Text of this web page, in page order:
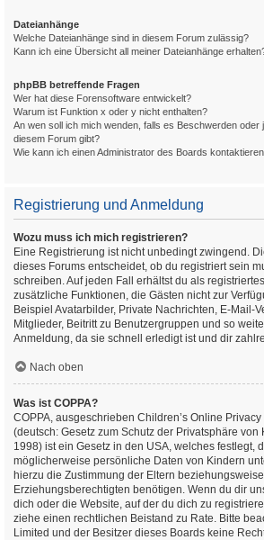
Dateianhänge
Welche Dateianhänge sind in diesem Forum zulässig?
Kann ich eine Übersicht all meiner Dateianhänge
phpBB betreffende Fragen
Wer hat diese Forensoftware entwickelt?
Warum ist Funktion x oder y nicht enthalten?
An wen soll ich mich wenden, falls es Beschwerden oder
diesem Forum gibt?
Wie kann ich einen Administrator des Boards
Registrierung und Anmeldung
Wozu muss ich mich registrieren?
Eine Registrierung ist nicht unbedingt zwingend.
dieses Forums entscheidet, ob du registriert sein
schreiben. Auf jeden Fall erhältst du als
zusätzliche Funktionen, die Gästen nicht zur
Beispiel Avatarbilder, Private Nachrichten, E-Mail-
Mitglieder, Beitritt zu Benutzergruppen und so
Anmeldung, da sie schnell erledigt ist und dir
Nach oben
Was ist COPPA?
COPPA, ausgeschrieben Children’s Online
(deutsch: Gesetz zum Schutz der Privatsphäre von
1998) ist ein Gesetz in den USA, welches festlegt,
möglicherweise persönliche Daten von Kindern
hierzu die Zustimmung der Eltern
Erziehungsberechtigten benötigen. Wenn du dir
dich oder die Website, auf der du dich zu
ziehe einen rechtlichen Beistand zu Rate. Bitte
Limited und der Besitzer dieses Boards keine